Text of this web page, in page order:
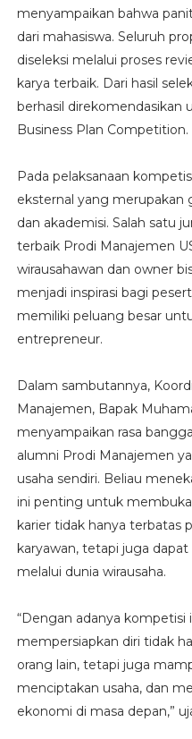
menyampaikan bahwa
dari mahasiswa. Seluruh
diseleksi melalui proses
karya terbaik. Dari hasil
berhasil direkomendasikan
Business Plan Competition.
Pada pelaksanaan
eksternal yang merupakan
dan akademisi. Salah satu
terbaik Prodi Manajemen
wirausahawan dan owner
menjadi inspirasi bagi
memiliki peluang besar
entrepreneur.
Dalam sambutannya,
Manajemen, Bapak
menyampaikan rasa
alumni Prodi Manajemen
usaha sendiri. Beliau
ini penting untuk
karier tidak hanya terbatas
karyawan, tetapi juga
melalui dunia wirausaha.
“Dengan adanya kompetisi
mempersiapkan diri tidak
orang lain, tetapi juga
menciptakan usaha, dan
ekonomi di masa depan,”